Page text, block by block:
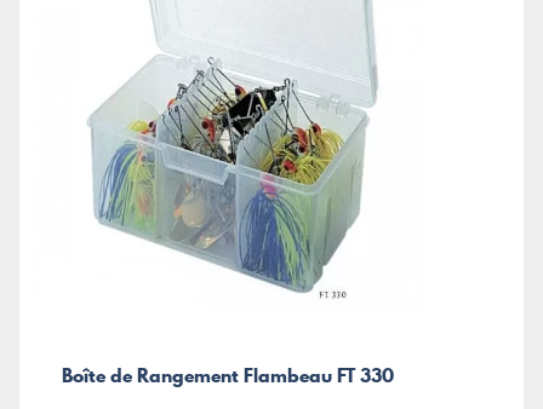
Boîte de Rangement Flambeau FT 330